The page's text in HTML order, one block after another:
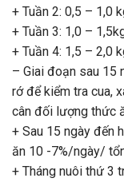
+ Tuần 2: 0,5 – 1,0
+ Tuần 3: 1,0 –
+ Tuần 4: 1,5 – 2,0
– Giai đoạn sau 15
rớ để kiểm tra cua,
cân đối lượng thức
+ Sau 15 ngày đến
ăn 10 -7%/ngày/
+ Tháng nuôi thứ 3